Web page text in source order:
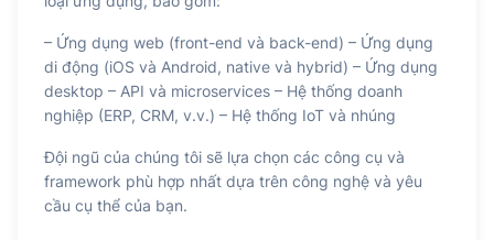
– Ứng dụng web (front-end và back-end) – Ứng dụng
di động (iOS và Android, native và hybrid) – Ứng dụng
desktop – API và microservices – Hệ thống doanh
nghiệp (ERP, CRM, v.v.) – Hệ thống IoT và nhúng
Đội ngũ của chúng tôi sẽ lựa chọn các công cụ và
framework phù hợp nhất dựa trên công nghệ và yêu
cầu cụ thể của bạn.